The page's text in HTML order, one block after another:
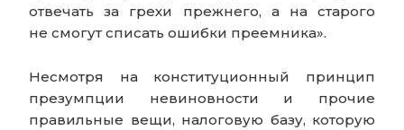
отвечать за грехи прежнего, а на старого
не смогут списать ошибки преемника».
Несмотря на конституционный принцип
презумпции невиновности и прочие
правильные вещи, налоговую базу, которую